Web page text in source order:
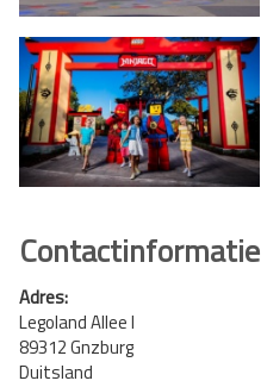
Contactinformatie
Adres:
Legoland Allee I
89312 Gnzburg
Duitsland